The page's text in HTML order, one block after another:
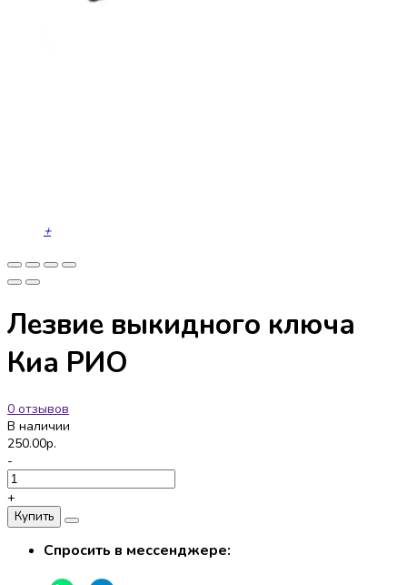
+
Лезвие выкидного ключа
Киа РИО
0 отзывов
В наличии
250.00р.
-
+
Купить
Спросить в мессенджере: